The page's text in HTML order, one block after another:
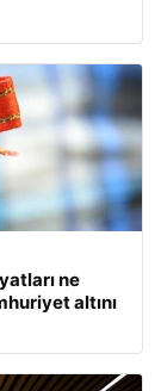
ne
altını